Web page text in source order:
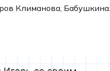
Климанова, Бабушкина.